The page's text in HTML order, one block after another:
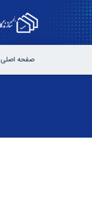
صفحه اصلی